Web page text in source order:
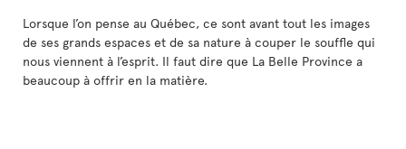
Lorsque l’on pense au Québec, ce sont avant tout les images
de ses grands espaces et de sa nature à couper le souffle qui
nous viennent à l’esprit. Il faut dire que La Belle Province a
beaucoup à offrir en la matière.